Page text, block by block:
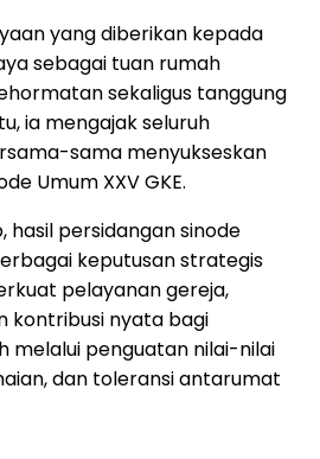
yang diberikan kepada
sebagai tuan rumah
sekaligus tanggung
ia mengajak seluruh
sama menyukseskan
Umum XXV GKE.
hasil persidangan sinode
keputusan strategis
pelayanan gereja,
kontribusi nyata bagi
melalui penguatan nilai-nilai
dan toleransi antarumat